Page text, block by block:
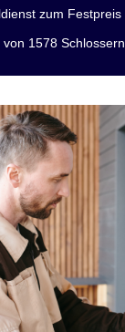
zum Festpreis
von 1578 Schlossern